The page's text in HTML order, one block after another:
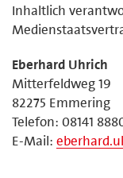
Inhaltlich
Eberhard Uhrich
Mitterfeldweg 19
82275 Emmering
Telefon: 08141
E-Mail: